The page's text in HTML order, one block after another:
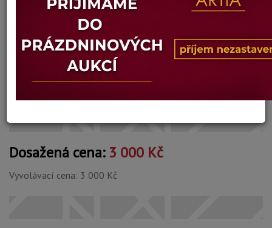
vydraženo
signováno vpravo dole, rámováno
Technika: olej na malířské desce
Šířka: 46 cm, výška: 37 cm, rámování: 46 x 56 cm pošk.
Dosažená cena: 3 000 Kč
Vyvolávací cena: 3 000 Kč